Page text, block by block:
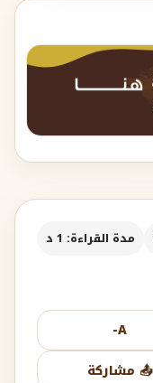
مدة القراءة: 1 د
A-
📤 مشاركة